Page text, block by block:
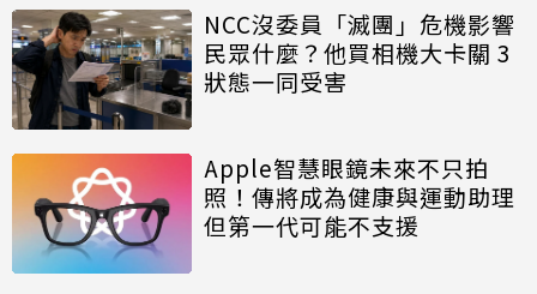
NCC沒委員「滅團」危機影響
民眾什麼？他買相機大卡關 3
狀態一同受害
Apple智慧眼鏡未來不只拍
照！傳將成為健康與運動助理
但第一代可能不支援